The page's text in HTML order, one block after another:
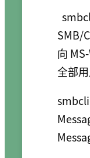
SMB/
向
全部用